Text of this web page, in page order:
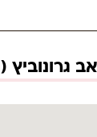
גרונוביץ (1)